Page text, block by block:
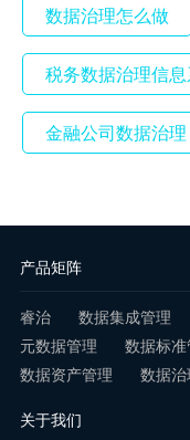
数据治理怎么做
税务数据治理信
金融公司数据治理
产品矩阵
睿治 数据集成管理
元数据管理
数据标
数据资产管理
数据
关于我们